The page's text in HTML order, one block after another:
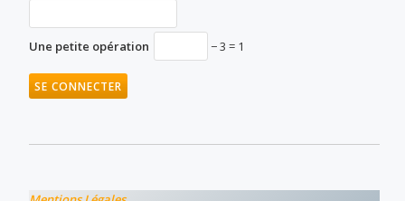
Une petite opération − 3 = 1